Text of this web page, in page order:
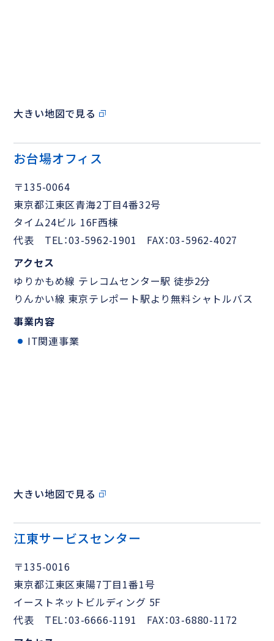
大きい地図で見る
お台場オフィス
〒135-0064
東京都江東区青海2丁目4番32号
タイム24ビル 16F西棟
代表 TEL：03-5962-1901 FAX：03-5962-4027
アクセス
ゆりかもめ線 テレコムセンター駅 徒歩2分
りんかい線 東京テレポート駅より無料シャトルバス
事業内容
IT関連事業
大きい地図で見る
江東サービスセンター
〒135-0016
東京都江東区東陽7丁目1番1号
イーストネットビルディング 5F
代表 TEL：03-6666-1191 FAX：03-6880-1172